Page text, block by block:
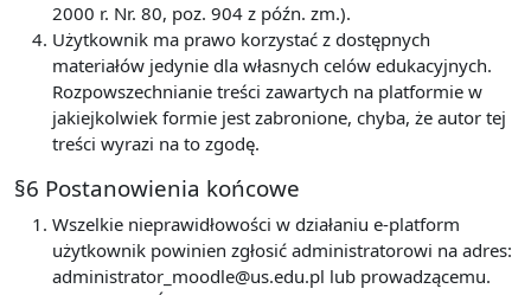
2000 r. Nr. 80, poz. 904 z późn. zm.).
Użytkownik ma prawo korzystać z dostępnych
materiałów jedynie dla własnych celów edukacyjnych.
Rozpowszechnianie treści zawartych na platformie w
jakiejkolwiek formie jest zabronione, chyba, że autor tej
treści wyrazi na to zgodę.
§6 Postanowienia końcowe
Wszelkie nieprawidłowości w działaniu e-platform
użytkownik powinien zgłosić administratorowi na adres:
administrator_moodle@us.edu.pl lub prowadzącemu.